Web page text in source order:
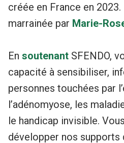
créée en France en
marrainée par Marie-
En soutenant SFENDO,
capacité à sensibiliser,
personnes touchées par
l’adénomyose, les
le handicap invisible.
développer nos supports